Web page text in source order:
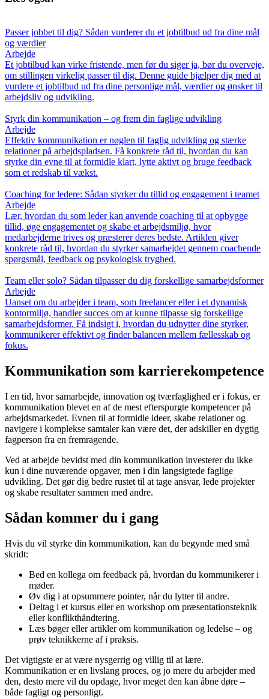
Passer jobbet til dig? Sådan vurderer du et jobtilbud ud fra dine mål
og værdier
Arbejde
Et jobtilbud kan virke fristende, men før du siger ja, bør du overveje,
om stillingen virkelig passer til dig. Denne guide hjælper dig med at
vurdere et jobtilbud ud fra dine personlige mål, værdier og ønsker til
arbejdsliv og udvikling.
Styrk din kommunikation – og frem din faglige udvikling
Arbejde
Effektiv kommunikation er nøglen til faglig udvikling og stærke
relationer på arbejdspladsen. Få konkrete råd til, hvordan du kan
styrke din evne til at formidle klart, lytte aktivt og bruge feedback
som et redskab til vækst.
Coaching for ledere: Sådan styrker du tillid og engagement i teamet
Arbejde
Lær, hvordan du som leder kan anvende coaching til at opbygge
tillid, øge engagementet og skabe et arbejdsmiljø, hvor
medarbejderne trives og præsterer deres bedste. Artiklen giver
konkrete råd til, hvordan du styrker samarbejdet gennem coachende
spørgsmål, feedback og psykologisk tryghed.
Team eller solo? Sådan tilpasser du dig forskellige samarbejdsformer
Arbejde
Uanset om du arbejder i team, som freelancer eller i et dynamisk
kontormiljø, handler succes om at kunne tilpasse sig forskellige
samarbejdsformer. Få indsigt i, hvordan du udnytter dine styrker,
kommunikerer effektivt og finder balancen mellem fællesskab og
fokus.
Kommunikation som karrierekompetence
I en tid, hvor samarbejde, innovation og tværfaglighed er i fokus, er
kommunikation blevet en af de mest efterspurgte kompetencer på
arbejdsmarkedet. Evnen til at formidle ideer, skabe relationer og
navigere i komplekse samtaler kan være det, der adskiller en dygtig
fagperson fra en fremragende.
Ved at arbejde bevidst med din kommunikation investerer du ikke
kun i dine nuværende opgaver, men i din langsigtede faglige
udvikling. Det gør dig bedre rustet til at tage ansvar, lede projekter
og skabe resultater sammen med andre.
Sådan kommer du i gang
Hvis du vil styrke din kommunikation, kan du begynde med små
skridt:
Bed en kollega om feedback på, hvordan du kommunikerer i
møder.
Øv dig i at opsummere pointer, når du lytter til andre.
Deltag i et kursus eller en workshop om præsentationsteknik
eller konflikthåndtering.
Læs bøger eller artikler om kommunikation og ledelse – og
prøv teknikkerne af i praksis.
Det vigtigste er at være nysgerrig og villig til at lære.
Kommunikation er en livslang proces, og jo mere du arbejder med
den, desto mere vil du opdage, hvor meget den kan åbne døre –
både fagligt og personligt.